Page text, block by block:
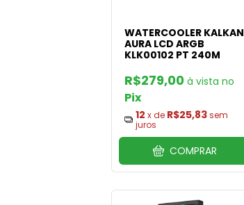
WATERCOOLER KALKAN
AURA LCD ARGB
KLK00102 PT 240M
R$279,00
Pix
12 x de R$25,83sem
juros
COMPRAR